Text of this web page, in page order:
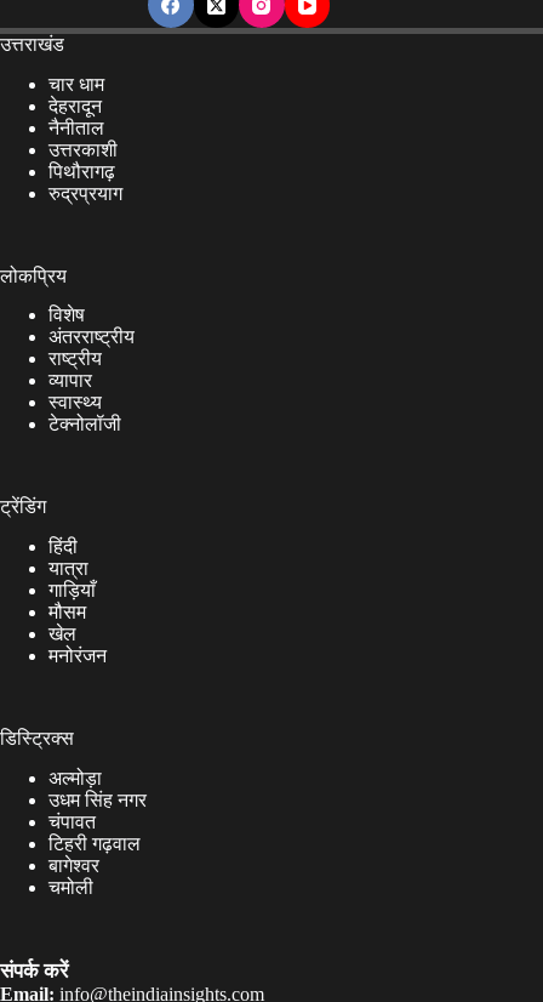
उत्तराखंड
चार धाम
देहरादून
नैनीताल
उत्तरकाशी
पिथौरागढ़
रुद्रप्रयाग
लोकप्रिय
विशेष
अंतरराष्ट्रीय
राष्ट्रीय
व्यापार
स्वास्थ्य
टेक्नोलॉजी
ट्रेंडिंग
हिंदी
यात्रा
गाड़ियाँ
मौसम
खेल
मनोरंजन
डिस्ट्रिक्स
अल्मोड़ा
उधम सिंह नगर
चंपावत
टिहरी गढ़वाल
बागेश्वर
चमोली
संपर्क करें
Email: info@theindiainsights.com